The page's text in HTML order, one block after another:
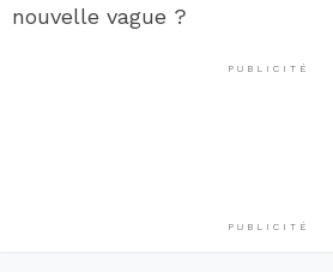
nouvelle vague ?
PUBLICITÉ
PUBLICITÉ